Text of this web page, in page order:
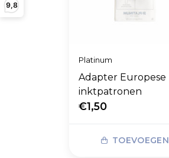
9,8
Platinum
Adapter Europese
inktpatronen
€1,50
TOEVOEGEN